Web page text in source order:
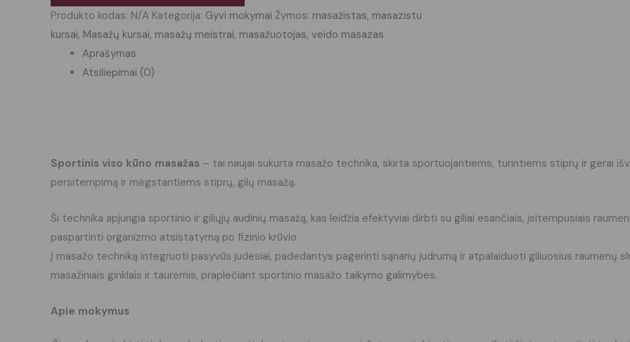
Produkto kodas: N/A Kategorija: Gyvi mokymai Žymos: masažistas, masazistu
kursai, Masažų kursai, masažų meistrai, masažuotojas, veido masazas
Aprašymas
Atsiliepimai (0)
Sportinis viso kūno masažas – tai naujai sukurta masažo technika, skirta sportuojantiems, turintiems stiprų ir gerai
persitempimą ir mėgstantiems stiprų, gilų masažą.
Ši technika apjungia sportinio ir giliųjų audinių masažą, kas leidžia efektyviai dirbti su giliai esančiais, įsitempusiais
paspartinti organizmo atsistatymą po fizinio krūvio.
Į masažo techniką integruoti pasyvūs judesiai, padedantys pagerinti sąnarių judrumą ir atpalaiduoti giliuosius raumenų
masažiniais ginklais ir taurėmis, praplečiant sportinio masažo taikymo galimybes.
Apie mokymus